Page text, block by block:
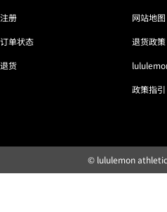
注册
订单状态
退货
网站地图
退货政策
政策指引
© lululemon